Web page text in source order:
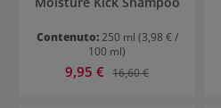
Contenuto:250 ml (3,98 € /
100 ml)
Prezzo di vendita:
9,95 € Prezzo normale:
16,60 €